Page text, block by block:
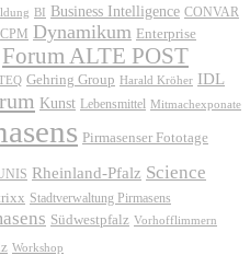
BI Business Intelligence CONVAR
CPM Dynamikum Enterprise
Forum ALTE POST
Gehring Group Harald Kröher IDL
Kunst Lebensmittel Mitmachexponate
Pirmasenser Fototage
Rheinland-Pfalz Science
Stadtverwaltung Pirmasens
Südwestpfalz Vorhofflimmern
Workshop